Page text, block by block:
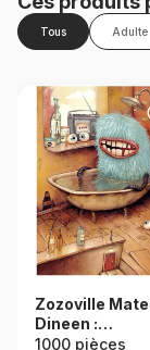
Tous Adulte
Zozoville
Dineen :
Baignoire
1000 pièces